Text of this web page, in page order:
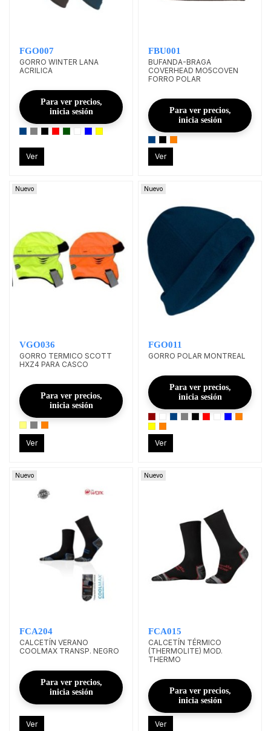
FGO007
GORRO WINTER LANA
ACRILICA
Para ver precios,
inicia sesión
Ver
FBU001
BUFANDA-BRAGA
COVERHEAD MO5COVEN
FORRO POLAR
Para ver precios,
inicia sesión
Ver
Nuevo
VGO036
GORRO TERMICO SCOTT
HXZ4 PARA CASCO
Para ver precios,
inicia sesión
Ver
Nuevo
FGO011
GORRO POLAR MONTREAL
Para ver precios,
inicia sesión
Ver
Nuevo
FCA204
CALCETÍN VERANO
COOLMAX TRANSP. NEGRO
Para ver precios,
inicia sesión
Ver
Nuevo
FCA015
CALCETÍN TÉRMICO
(THERMOLITE) MOD.
THERMO
Para ver precios,
inicia sesión
Ver